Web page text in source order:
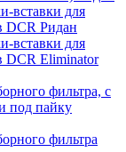
вставки для
DCR Ридан
вставки для
DCR Eliminator
фильтра, с
под пайку
фильтра